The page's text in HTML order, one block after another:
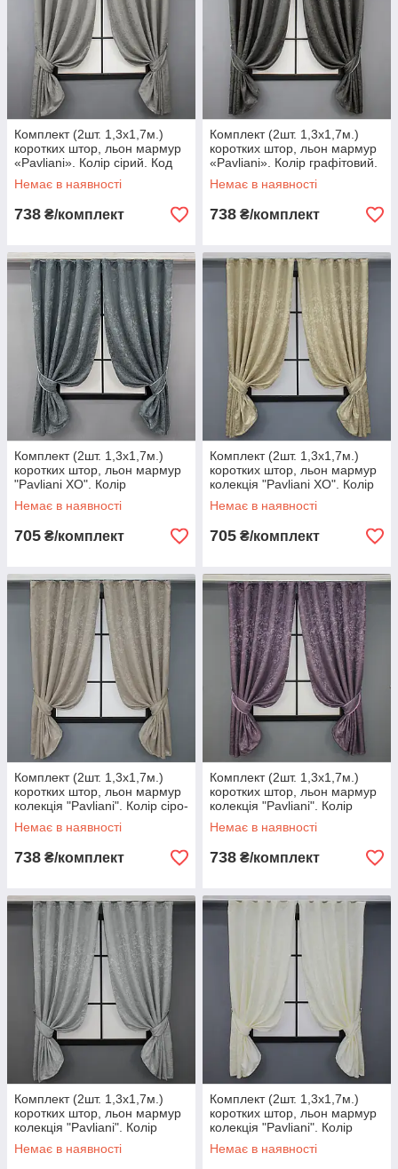
Комплект (2шт. 1,3х1,7м.)
коротких штор, льон мармур
«Pavliani». Колір сірий. Код
1665ш 35-0305
Немає в наявності
738 ₴/комплект
Комплект (2шт. 1,3х1,7м.)
коротких штор, льон мармур
«Pavliani». Колір графітовий.
Код 1667ш 35-0306
Немає в наявності
738 ₴/комплект
Комплект (2шт. 1,3х1,7м.)
коротких штор, льон мармур
"Pavliani ХО". Колір
графітовий. Код 1262ш 35-
0204
Немає в наявності
705 ₴/комплект
Комплект (2шт. 1,3х1,7м.)
коротких штор, льон мармур
колекція "Pavliani ХО". Колір
бежевий. Код 1270ш 35-0112
Немає в наявності
705 ₴/комплект
Комплект (2шт. 1,3х1,7м.)
коротких штор, льон мармур
колекція "Pavliani". Колір сіро-
бежевий. Код 1177ш 35-0070
Немає в наявності
738 ₴/комплект
Комплект (2шт. 1,3х1,7м.)
коротких штор, льон мармур
колекція "Pavliani". Колір
фіолетовий. Код 1171ш 35-
0069
Немає в наявності
738 ₴/комплект
Комплект (2шт. 1,3х1,7м.)
коротких штор, льон мармур
колекція "Pavliani". Колір
сірий. Код 1179ш 35-0067
Немає в наявності
Комплект (2шт. 1,3х1,7м.)
коротких штор, льон мармур
колекція "Pavliani". Колір
кремовий. Код 1172ш 35-
0068
Немає в наявності